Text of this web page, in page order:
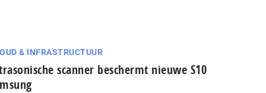
& INFRASTRUCTUUR
scanner beschermt nieuwe S10